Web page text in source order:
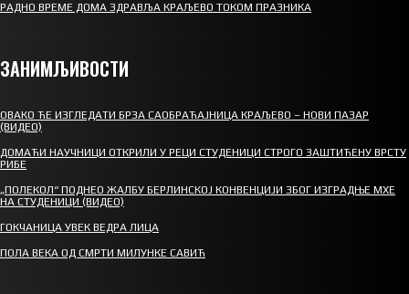
РАДНО ВРЕМЕ ДОМА ЗДРАВЉА КРАЉЕВО ТОКОМ ПРАЗНИКА
ЗАНИМЉИВОСТИ
ОВАКО ЋЕ ИЗГЛЕДАТИ БРЗА САОБРАЋАЈНИЦА КРАЉЕВО – НОВИ ПАЗАР
(ВИДЕО)
ДОМАЋИ НАУЧНИЦИ ОТКРИЛИ У РЕЦИ СТУДЕНИЦИ СТРОГО ЗАШТИЋЕНУ ВРСТУ
РИБЕ
„ПОЛЕКОЛ“ ПОДНЕО ЖАЛБУ БЕРЛИНСКОЈ КОНВЕНЦИЈИ ЗБОГ ИЗГРАДЊЕ МХЕ
НА СТУДЕНИЦИ (ВИДЕО)
ГОКЧАНИЦА УВЕК ВЕДРА ЛИЦА
ПОЛА ВЕКА ОД СМРТИ МИЛУНКЕ САВИЋ